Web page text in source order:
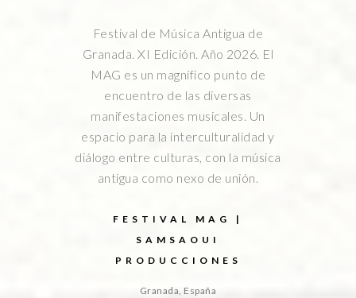
Festival de Música Antigua de
Granada. XI Edición. Año 2026. El
MAG es un magnífico punto de
encuentro de las diversas
manifestaciones musicales. Un
espacio para la interculturalidad y
diálogo entre culturas, con la música
antigua como nexo de unión.
FESTIVAL MAG |
SAMSAOUI
PRODUCCIONES
Granada, España